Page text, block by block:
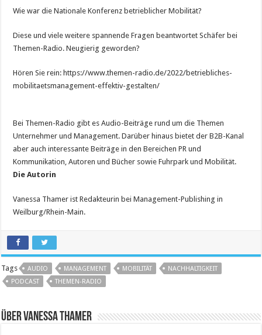
Wie war die Nationale Konferenz betrieblicher Mobilität?
Diese und viele weitere spannende Fragen beantwortet Schäfer bei
Themen-Radio. Neugierig geworden?
Hören Sie rein: https://www.themen-radio.de/2022/betriebliches-
mobilitaetsmanagement-effektiv-gestalten/
Bei Themen-Radio gibt es Audio-Beiträge rund um die Themen
Unternehmer und Management. Darüber hinaus bietet der B2B-Kanal
aber auch interessante Beiträge in den Bereichen PR und
Kommunikation, Autoren und Bücher sowie Fuhrpark und Mobilität.
Die Autorin
Vanessa Thamer ist Redakteurin bei Management-Publishing in
Weilburg/Rhein-Main.
Tags AUDIO MANAGEMENT MOBILITÄT
NACHHALTIGKEIT
PODCAST
THEMEN-RADIO
Über Vanessa Thamer